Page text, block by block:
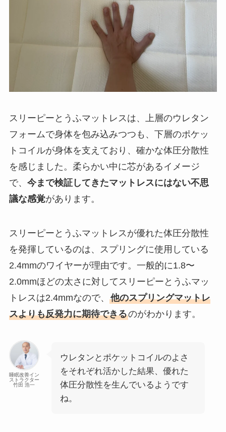
スリーピーとうふマットレスは、上層のウレタン
フォームで身体を包み込みつつも、下層のポケッ
トコイルが身体を支えており、確かな体圧分散性
を感じました。柔らかい中に芯があるイメージ
で、 今まで検証してきたマットレスにはない不思
議な感覚があります。
スリーピーとうふマットレスが優れた体圧分散性
を発揮しているのは、スプリングに使用している
2.4mmのワイヤーが理由です。一般的に1.8〜
2.0mmほどの太さに対してスリーピーとうふマッ
トレスは2.4mmなので、 他のスプリングマットレ
スよりも反発力に期待できるのがわかります。
睡眠改善イン
ストラクター
竹田 浩一
ウレタンとポケットコイルのよさ
をそれぞれ活かした結果、優れた
体圧分散性を生んでいるようです
ね。